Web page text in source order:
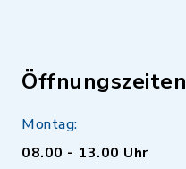
Öffnungszeiten
Montag:
08.00 - 13.00 Uhr